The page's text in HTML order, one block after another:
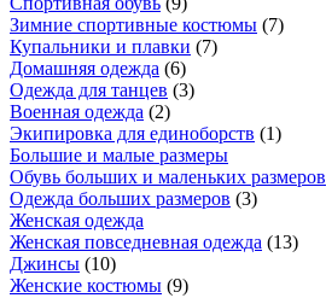
Зимние спортивные костюмы (7)
Купальники и плавки (7)
Домашняя одежда (6)
Одежда для танцев (3)
Военная одежда (2)
Экипировка для единоборств (1)
Большие и малые размеры
Обувь больших и маленьких размеров
Одежда больших размеров (3)
Женская одежда
Женская повседневная одежда (13)
Джинсы (10)
Женские костюмы (9)